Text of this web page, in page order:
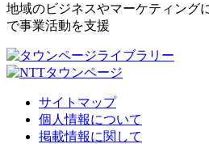
地域のビジネスやマーケティング
で事業活動を支援
サイトマップ
個人情報について
掲載情報に関して